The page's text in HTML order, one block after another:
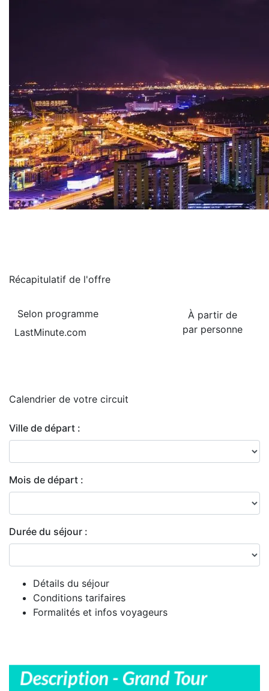
Récapitulatif de l'offre
À partir de
par personne
Selon programme
LastMinute.com
Calendrier de votre circuit
Ville de départ :
Mois de départ :
Durée du séjour :
Détails du séjour
Conditions tarifaires
Formalités et infos voyageurs